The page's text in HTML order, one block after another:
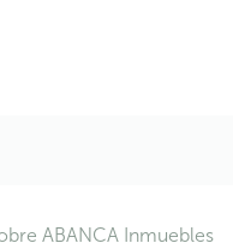
ABANCA Inmuebles